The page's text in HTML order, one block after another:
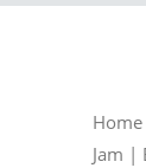
Home
Jam |